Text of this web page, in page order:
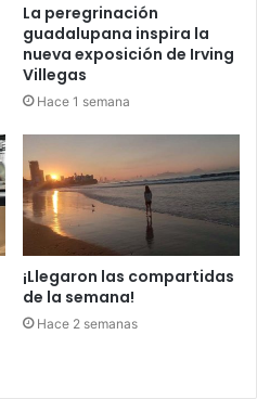
La peregrinación
guadalupana inspira la
nueva exposición de Irving
Villegas
Hace 1 semana
¡Llegaron las compartidas
de la semana!
Hace 2 semanas